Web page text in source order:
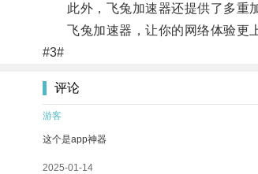
此外，飞兔加速器还提供了多重加
飞兔加速器，让你的网络体验更上
#3#
评论
游客
这个是app神器
2025-01-14